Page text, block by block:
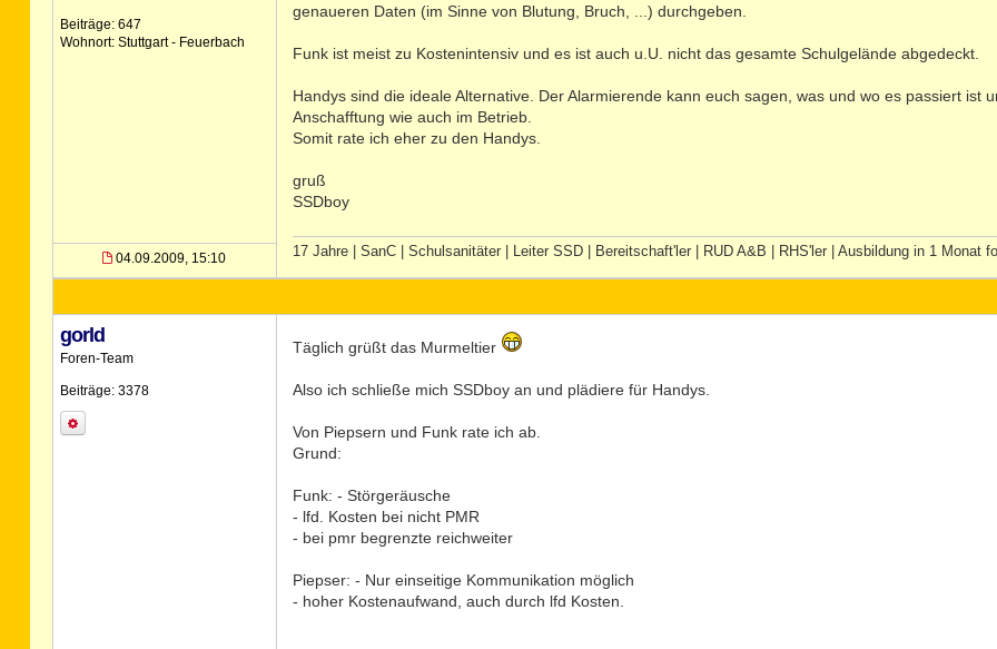
Beiträge: 647
Wohnort: Stuttgart - Feuerbach
04.09.2009, 15:10
genaueren Daten (im Sinne von Blutung, Bruch, ...) durchgeben.
Funk ist meist zu Kostenintensiv und es ist auch u.U. nicht das gesamte Schulgelände abgedeckt.
Handys sind die ideale Alternative. Der Alarmierende kann euch sagen, was und wo es passiert ist
Anschafftung wie auch im Betrieb.
Somit rate ich eher zu den Handys.
gruß
SSDboy
17 Jahre | SanC | Schulsanitäter | Leiter SSD | Bereitschaft'ler | RUD A&B | RHS'ler | Ausbildung in 1 Monat
gorld
Foren-Team
Beiträge: 3378
Täglich grüßt das Murmeltier
Also ich schließe mich SSDboy an und plädiere für Handys.
Von Piepsern und Funk rate ich ab.
Grund:
Funk: - Störgeräusche
- lfd. Kosten bei nicht PMR
- bei pmr begrenzte reichweiter
Piepser: - Nur einseitige Kommunikation möglich
- hoher Kostenaufwand, auch durch lfd Kosten.